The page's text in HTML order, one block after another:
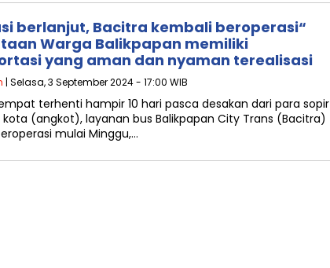
berlanjut, Bacitra kembali beroperasi“
Warga Balikpapan memiliki
yang aman dan nyaman terealisasi
| Selasa, 3 September 2024 - 17:00 WIB
terhenti hampir 10 hari pasca desakan dari para sopir
(angkot), layanan bus Balikpapan City Trans (Bacitra)
mulai Minggu,…